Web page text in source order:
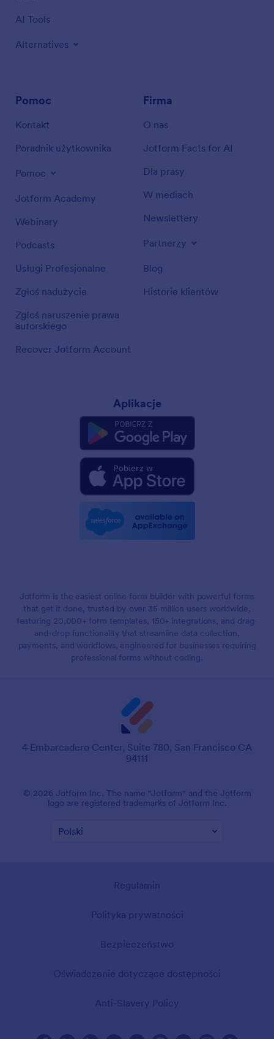
AI Tools
Alternatives
Pomoc
Kontakt
Poradnik użytkownika
Pomoc
Jotform Academy
Webinary
Podcasts
Usługi Profesjonalne
Zgłoś nadużycie
Zgłoś naruszenie prawa
autorskiego
Recover Jotform Account
Firma
O nas
Jotform Facts for AI
Dla prasy
W mediach
Newslettery
Partnerzy
Blog
Historie klientów
Aplikacje
Jotform is the easiest online form builder with powerful forms
that get it done, trusted by over 35 million users worldwide,
featuring 20,000+ form templates, 150+ integrations, and drag-
and-drop functionality that streamline data collection,
payments, and workflows, engineered for businesses requiring
professional forms without coding.
4 Embarcadero Center, Suite 780, San Francisco CA
94111
© 2026 Jotform Inc. The name "Jotform" and the Jotform
logo are registered trademarks of Jotform Inc.
Regulamin
Polityka prywatności
Bezpieczeństwo
Oświadczenie dotyczące dostępności
Anti-Slavery Policy